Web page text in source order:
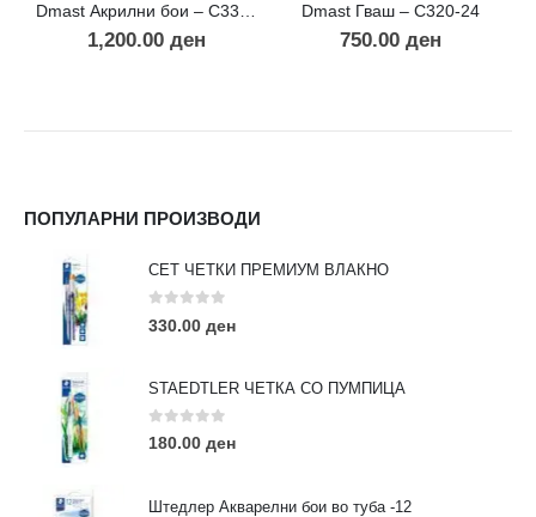
Dmast Акрилни бои – С331-36
1,200.00 ден
Dmast Гваш – С320-24
750.00 ден
ПОПУЛАРНИ ПРОИЗВОДИ
СЕТ ЧЕТКИ ПРЕМИУМ ВЛАКНО
0 out of 5
330.00 ден
STAEDTLER ЧЕТКА СО ПУМПИЦА
0 out of 5
180.00 ден
Штедлер Акварелни бои во туба -12